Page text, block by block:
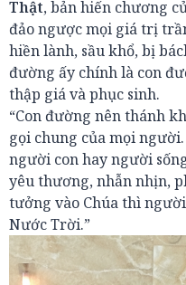
Thật, bản hiến chương
đảo ngược mọi giá trị
hiền lành, sầu khổ, bị
đường ấy chính là con
thập giá và phục sinh.
“Con đường nên thánh
gọi chung của mọi
người con hay người
yêu thương, nhẫn nhịn,
tưởng vào Chúa thì
Nước Trời.”